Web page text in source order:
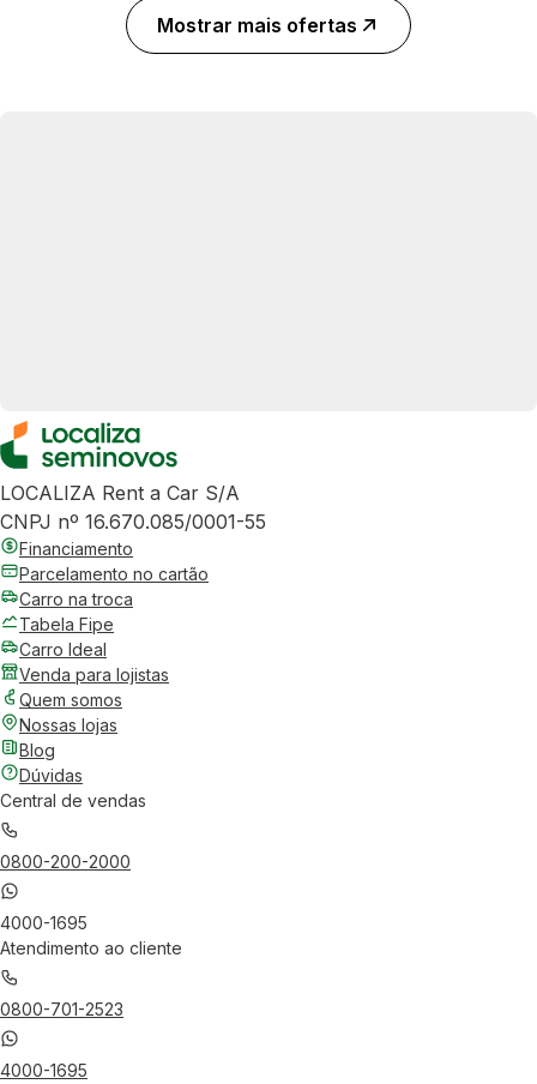
Mostrar mais ofertas
LOCALIZA Rent a Car S/A
CNPJ nº 16.670.085/0001-55
Financiamento
Parcelamento no cartão
Carro na troca
Tabela Fipe
Carro Ideal
Venda para lojistas
Quem somos
Nossas lojas
Blog
Dúvidas
Central de vendas
0800-200-2000
4000-1695
Atendimento ao cliente
0800-701-2523
4000-1695